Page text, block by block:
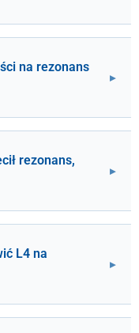
na rezonans
rezonans,
L4 na